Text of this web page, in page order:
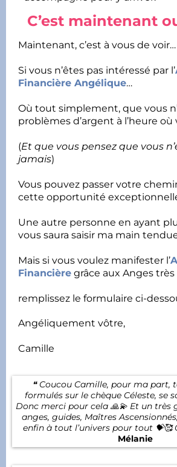
C’est maintenant
Maintenant, c’est à vous de voir…
Si vous n’êtes pas intéressé par l’
Financière Angélique…
Où tout simplement, que vous
problèmes d’argent à l’heure où
(Et que vous pensez que vous
jamais)
Vous pouvez passer votre
cette opportunité
Une autre personne en ayant
vous saura saisir ma main
Mais si vous voulez manifester l’
Financière grâce aux Anges
remplissez le formulaire ci-
Angéliquement vôtre,
Camille
❝ Coucou Camille, pour ma part,
formulés sur le chèque Céleste, se
Donc merci pour cela 🙏💫 Et un très
anges, guides, Maîtres
enfin à tout l’univers pour tout 💝🥰
Mélanie